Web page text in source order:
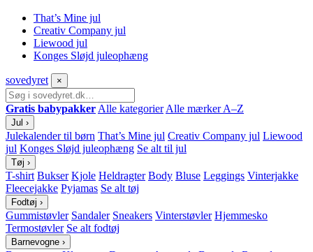
That’s Mine jul
Creativ Company jul
Liewood jul
Konges Sløjd juleophæng
sovedyret ×
Gratis babypakker Alle kategorier Alle mærker A–Z
Jul ›
Julekalender til børn That’s Mine jul Creativ Company jul Liewood
jul Konges Sløjd juleophæng Se alt til jul
Tøj ›
T-shirt Bukser Kjole Heldragter Body Bluse Leggings Vinterjakke
Fleecejakke Pyjamas Se alt tøj
Fodtøj ›
Gummistøvler Sandaler Sneakers Vinterstøvler Hjemmesko
Termostøvler Se alt fodtøj
Barnevogne ›